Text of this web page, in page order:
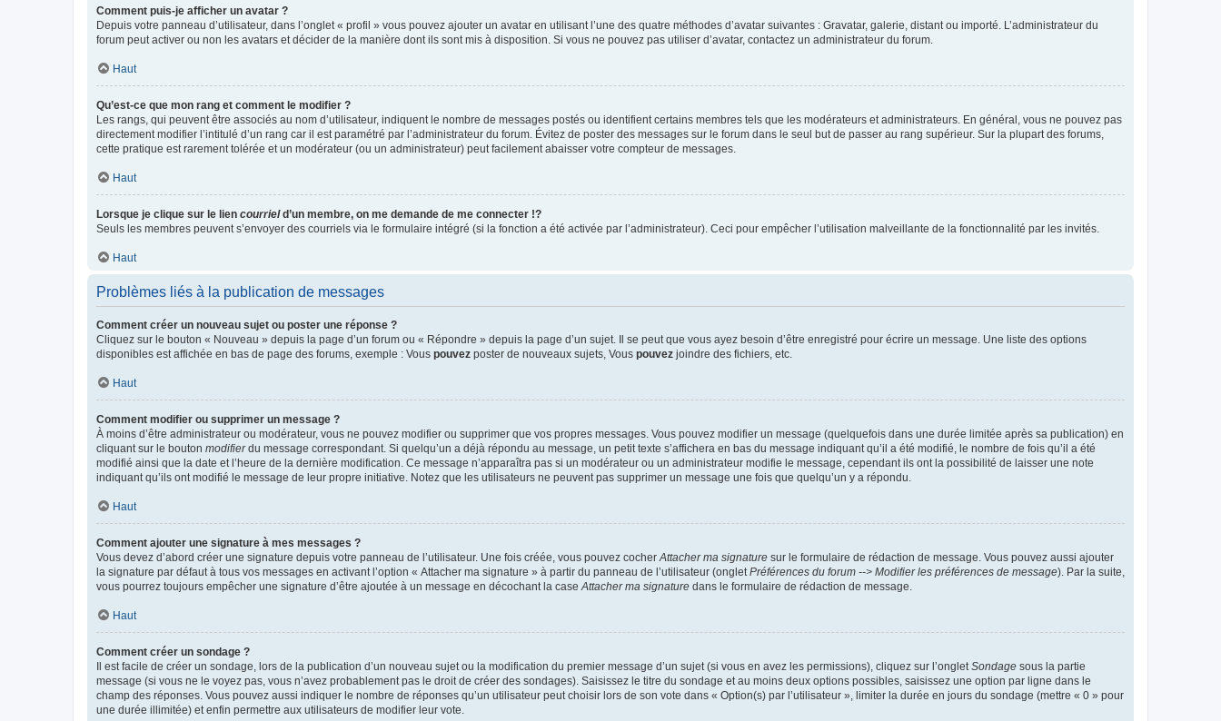
Comment puis-je afficher un avatar ?
Depuis votre panneau d’utilisateur, dans l’onglet « profil » vous pouvez ajouter un avatar en utilisant l’une des quatre méthodes d’avatar suivantes : Gravatar, galerie, distant ou importé. L’administrateur du
forum peut activer ou non les avatars et décider de la manière dont ils sont mis à disposition. Si vous ne pouvez pas utiliser d’avatar, contactez un administrateur du forum.
Haut
Qu’est-ce que mon rang et comment le modifier ?
Les rangs, qui peuvent être associés au nom d’utilisateur, indiquent le nombre de messages postés ou identifient certains membres tels que les modérateurs et administrateurs. En général, vous ne pouvez pas
directement modifier l’intitulé d’un rang car il est paramétré par l’administrateur du forum. Évitez de poster des messages sur le forum dans le seul but de passer au rang supérieur. Sur la plupart des forums,
cette pratique est rarement tolérée et un modérateur (ou un administrateur) peut facilement abaisser votre compteur de messages.
Haut
Lorsque je clique sur le lien courrield’un membre, on me demande de me connecter !?
Seuls les membres peuvent s’envoyer des courriels via le formulaire intégré (si la fonction a été activée par l’administrateur). Ceci pour empêcher l’utilisation malveillante de la fonctionnalité par les invités.
Haut
Problèmes liés à la publication de messages
Comment créer un nouveau sujet ou poster une réponse ?
Cliquez sur le bouton « Nouveau » depuis la page d’un forum ou « Répondre » depuis la page d’un sujet. Il se peut que vous ayez besoin d’être enregistré pour écrire un message. Une liste des options
disponibles est affichée en bas de page des forums, exemple : Vous pouvez poster de nouveaux sujets, Vous pouvez joindre des fichiers, etc.
Haut
Comment modifier ou supprimer un message ?
À moins d’être administrateur ou modérateur, vous ne pouvez modifier ou supprimer que vos propres messages. Vous pouvez modifier un message (quelquefois dans une durée limitée après sa publication) en
cliquant sur le bouton modifierdu message correspondant. Si quelqu’un a déjà répondu au message, un petit texte s’affichera en bas du message indiquant qu’il a été modifié, le nombre de fois qu’il a été
modifié ainsi que la date et l’heure de la dernière modification. Ce message n’apparaîtra pas si un modérateur ou un administrateur modifie le message, cependant ils ont la possibilité de laisser une note
indiquant qu’ils ont modifié le message de leur propre initiative. Notez que les utilisateurs ne peuvent pas supprimer un message une fois que quelqu’un y a répondu.
Haut
Comment ajouter une signature à mes messages ?
Vous devez d’abord créer une signature depuis votre panneau de l’utilisateur. Une fois créée, vous pouvez cocher Attacher ma signature sur le formulaire de rédaction de message. Vous pouvez aussi ajouter
la signature par défaut à tous vos messages en activant l’option « Attacher ma signature » à partir du panneau de l’utilisateur (onglet Préférences du forum --> Modifier les préférences de message). Par la suite,
vous pourrez toujours empêcher une signature d’être ajoutée à un message en décochant la case Attacher ma signature dans le formulaire de rédaction de message.
Haut
Comment créer un sondage ?
Il est facile de créer un sondage, lors de la publication d’un nouveau sujet ou la modification du premier message d’un sujet (si vous en avez les permissions), cliquez sur l’onglet Sondage sous la partie
message (si vous ne le voyez pas, vous n’avez probablement pas le droit de créer des sondages). Saisissez le titre du sondage et au moins deux options possibles, saisissez une option par ligne dans le
champ des réponses. Vous pouvez aussi indiquer le nombre de réponses qu’un utilisateur peut choisir lors de son vote dans « Option(s) par l’utilisateur », limiter la durée en jours du sondage (mettre « 0 » pour
une durée illimitée) et enfin permettre aux utilisateurs de modifier leur vote.